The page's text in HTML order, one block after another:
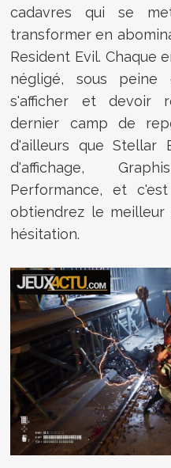
cadavres qui se
transformer en
Resident Evil. Chaque
négligé, sous
s'afficher et devoir
dernier camp de
d'ailleurs que Stellar
d'affichage,
Performance, et
obtiendrez le meilleur
hésitation.